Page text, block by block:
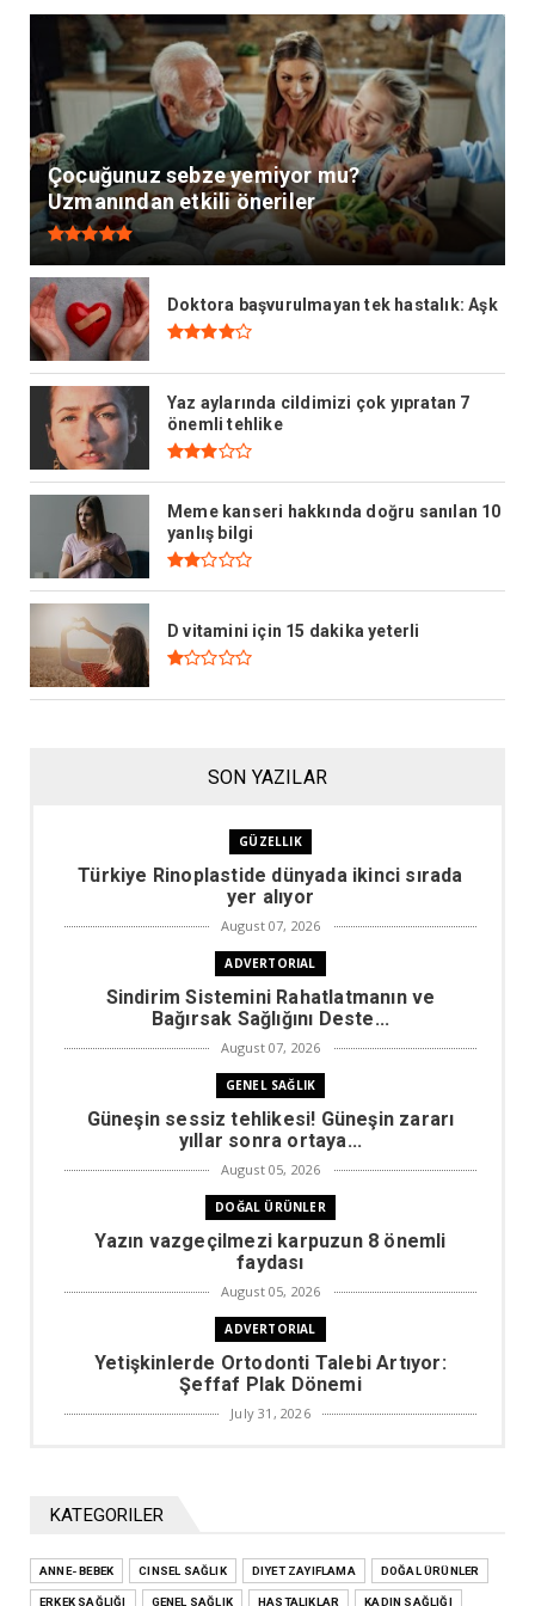
Çocuğunuz sebze yemiyor mu?
Uzmanından etkili öneriler
Doktora başvurulmayan tek hastalık: Aşk
Yaz aylarında cildimizi çok yıpratan 7
önemli tehlike
Meme kanseri hakkında doğru sanılan 10
yanlış bilgi
D vitamini için 15 dakika yeterli
SON YAZILAR
GÜZELLIK
Türkiye Rinoplastide dünyada ikinci sırada
yer alıyor
August 07, 2026
ADVERTORIAL
Sindirim Sistemini Rahatlatmanın ve
Bağırsak Sağlığını Deste...
August 07, 2026
GENEL SAĞLIK
Güneşin sessiz tehlikesi! Güneşin zararı
yıllar sonra ortaya...
August 05, 2026
DOĞAL ÜRÜNLER
Yazın vazgeçilmezi karpuzun 8 önemli
faydası
August 05, 2026
ADVERTORIAL
Yetişkinlerde Ortodonti Talebi Artıyor:
Şeffaf Plak Dönemi
July 31, 2026
ADVERTORIAL
KATEGORILER
ANNE- BEBEK CINSEL SAĞLIK DIYET ZAYIFLAMA DOĞAL ÜRÜNLER
ERKEK SAĞLIĞI GENEL SAĞLIK HASTALIKLAR KADIN SAĞLIĞI